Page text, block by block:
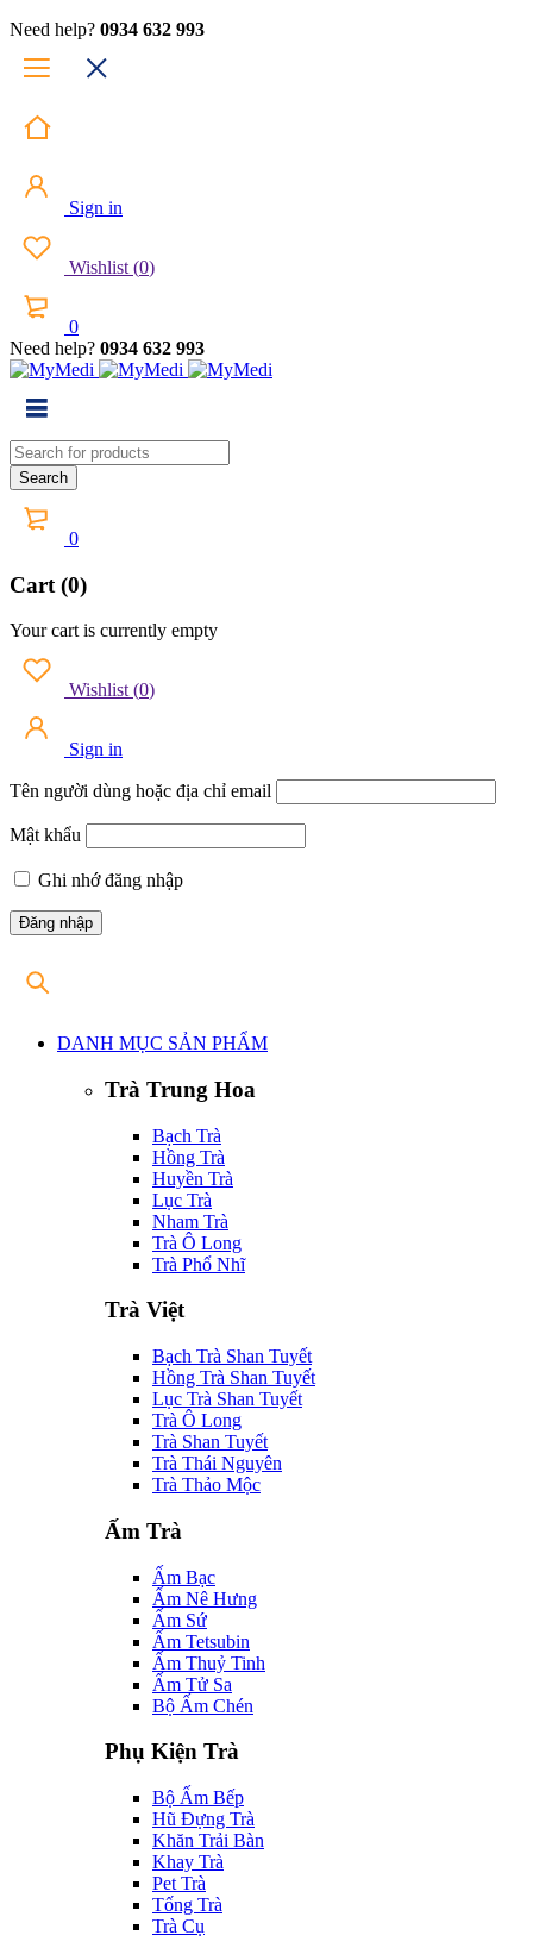
Need help? 0934 632 993
Sign in
Wishlist (0)
0
Need help? 0934 632 993
0
Cart (0)
Your cart is currently empty
Wishlist (0)
Sign in
Tên người dùng hoặc địa chỉ email
Mật khẩu
Ghi nhớ đăng nhập
DANH MỤC SẢN PHẨM
Trà Trung Hoa
Bạch Trà
Hồng Trà
Huyền Trà
Lục Trà
Nham Trà
Trà Ô Long
Trà Phổ Nhĩ
Trà Việt
Bạch Trà Shan Tuyết
Hồng Trà Shan Tuyết
Lục Trà Shan Tuyết
Trà Ô Long
Trà Shan Tuyết
Trà Thái Nguyên
Trà Thảo Mộc
Ấm Trà
Ấm Bạc
Ấm Nê Hưng
Ấm Sứ
Ấm Tetsubin
Ấm Thuỷ Tinh
Ấm Tử Sa
Bộ Ấm Chén
Phụ Kiện Trà
Bộ Ấm Bếp
Hũ Đựng Trà
Khăn Trải Bàn
Khay Trà
Pet Trà
Tống Trà
Trà Cụ